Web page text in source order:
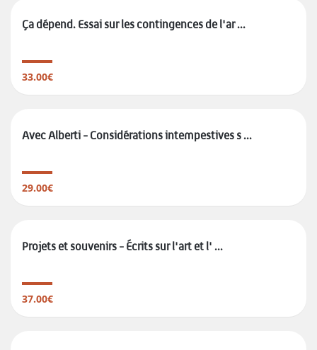
Ça dépend. Essai sur les contingences de l'ar ...
33.00€
Avec Alberti - Considérations intempestives s ...
29.00€
Projets et souvenirs - Écrits sur l'art et l' ...
37.00€